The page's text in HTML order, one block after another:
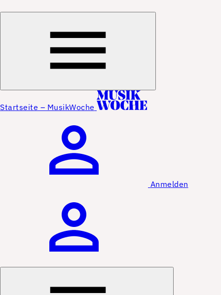
Startseite – MusikWoche
Anmelden